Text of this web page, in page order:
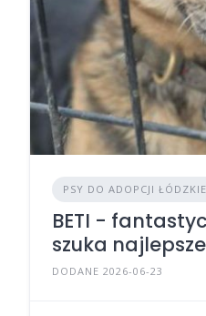
PSY DO ADOPCJI ŁÓDZKIE
BETI -
szuka
DODANE 2026-06-23